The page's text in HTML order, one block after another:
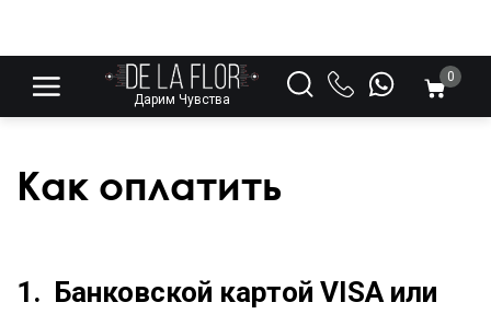
Дарим Чувства
0
Как оплатить
1. Банковской картой VISA или